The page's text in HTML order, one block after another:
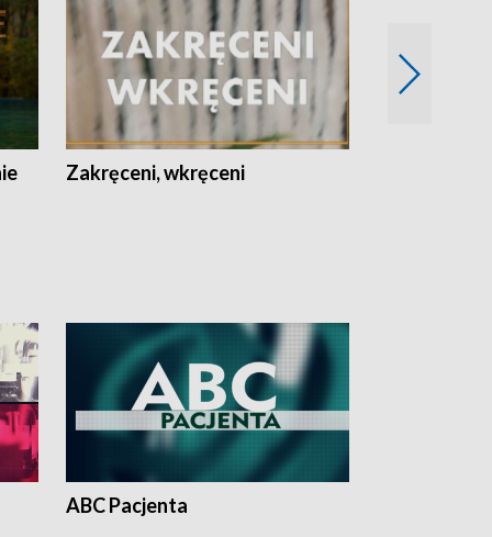
Zakręceni, wkręceni
ABC Pacjenta